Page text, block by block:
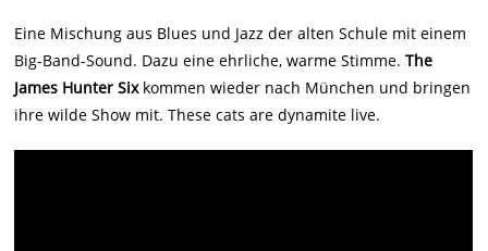
Eine Mischung aus Blues und Jazz der alten Schule mit einem
Big-Band-Sound. Dazu eine ehrliche, warme Stimme.The
James Hunter Sixkommen wieder nach München und bringen
ihre wilde Show mit. These cats are dynamite live.